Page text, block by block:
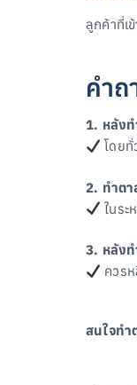
ลูกค้าที่เ
คำถ
1. หลังท
โดยทั่
2. ทำตา
ในระ
3. หลังท
ควร
สนใจทำ